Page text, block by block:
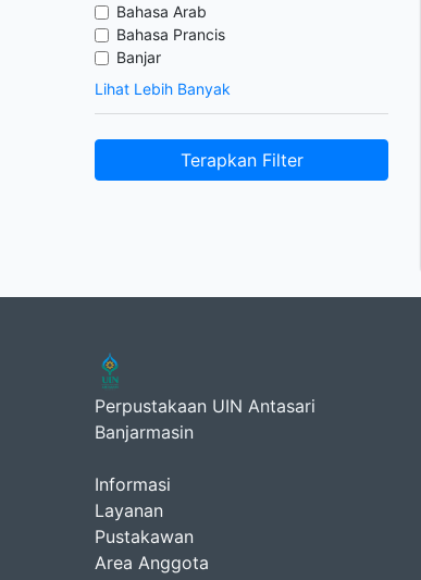
Bahasa Arab
Bahasa Prancis
Banjar
Lihat Lebih Banyak
Terapkan Filter
Perpustakaan UIN Antasari
Banjarmasin
Informasi
Layanan
Pustakawan
Area Anggota